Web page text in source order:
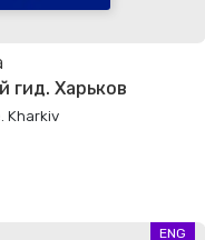
гид. Харьков
Kharkiv
ENG